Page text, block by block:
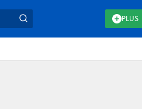
PLUS